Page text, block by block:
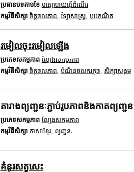
ប្រធានបទតាមខែ មធ្យោបាយធ្វើដំណើរ
កម្មវិធីសិក្សា ចិត្តចលភាព វិទ្យាសាស្រ្ត បុរេគណិត
រមៀលចុះរមៀលឡើង
ប្រភេទសកម្មភាព ល្បែងសកម្មភាព
កម្មវិធីសិក្សា ចិត្តចលភាព បំណិនចលករតូច សិក្សាសង្គម
តារាងព្យញ្ជនៈភ្ជាប់រូបភាពនិងកាតព្យញ្ជន
ប្រភេទសកម្មភាព ល្បែងសកម្មភាព
កម្មវិធីសិក្សា ភាសាខ្មែរ, ព្យញ្ជនៈ
គំនូរសត្វសេះ